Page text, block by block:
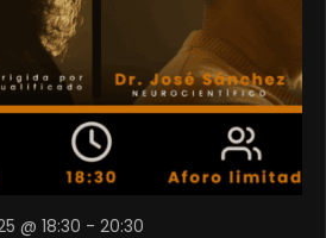
@ 18:30 - 20:30